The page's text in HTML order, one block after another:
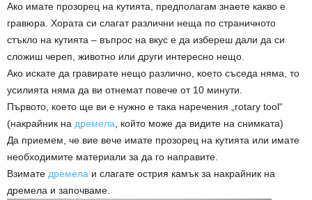
Ако имате прозорец на кутията, предполагам знаете какво е
гравюра. Хората си слагат различни неща по страничното
стъкло на кутията – въпрос на вкус е да избереш дали да си
сложиш череп, животно или други интересно нещо.
Ако искате да гравирате нещо различно, което съседа няма, то
усилията няма да ви отнемат повече от 10 минути.
Първото, което ще ви е нужно е така наречения „rotary tool“
(накрайник на дремела , който може да видите на снимката)
Да приемем, че вие вече имате прозорец на кутията или имате
необходимите материали за да го направите.
Взимате дремела и слагате острия камък за накрайник на
дремела и започваме.